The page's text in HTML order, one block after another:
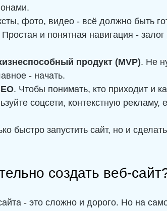
фото, видео - всё должно быть
Простая и понятная навигация -
продукт (MVP). Не
- начать.
. Чтобы понимать, кто приходит и
соцсети, контекстную рекламу,
быстро запустить сайт, но и
создать веб-
- это сложно и дорого. Но на